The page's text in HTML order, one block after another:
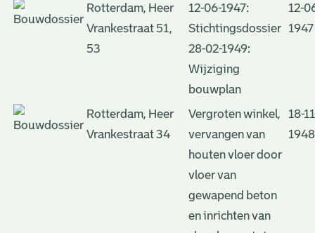
Rotterdam, Heer
Vrankestraat 51,
53
12-06-1947:
Stichtingsdossier
28-02-1949:
Wijziging
bouwplan
12-
1947
Rotterdam, Heer
Vrankestraat 34
Vergroten winkel,
vervangen van
houten vloer door
vloer van
gewapend beton
en inrichten van
18-
1948